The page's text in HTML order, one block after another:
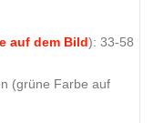
auf dem Bild): 33-58
(grüne Farbe auf